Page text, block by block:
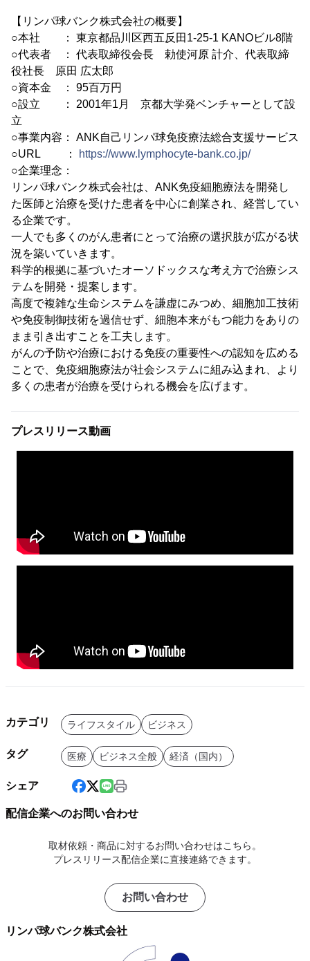
【リンパ球バンク株式会社の概要】
○本社 ： 東京都品川区西五反田1-25-1 KANOビル8階
○代表者 ： 代表取締役会長 勅使河原 計介、代表取締
役社長 原田 広太郎
○資本金 ： 95百万円
○設立 ： 2001年1月 京都大学発ベンチャーとして設
立
○事業内容： ANK自己リンパ球免疫療法総合支援サービス
○URL ：
https://www.lymphocyte-bank.co.jp/
○企業理念：
リンパ球バンク株式会社は、ANK免疫細胞療法を開発し
た医師と治療を受けた患者を中心に創業され、経営してい
る企業です。
一人でも多くのがん患者にとって治療の選択肢が広がる状
況を築いていきます。
科学的根拠に基づいたオーソドックスな考え方で治療シス
テムを開発・提案します。
高度で複雑な生命システムを謙虚にみつめ、細胞加工技術
や免疫制御技術を過信せず、細胞本来がもつ能力をありの
まま引き出すことを工夫します。
がんの予防や治療における免疫の重要性への認知を広める
ことで、免疫細胞療法が社会システムに組み込まれ、より
多くの患者が治療を受けられる機会を広げます。
プレスリリース動画
カテゴリ ライフスタイル ビジネス
タグ 医療 ビジネス全般 経済（国内）
シェア
配信企業へのお問い合わせ
取材依頼・商品に対するお問い合わせはこちら。
プレスリリース配信企業に直接連絡できます。
お問い合わせ
リンパ球バンク株式会社